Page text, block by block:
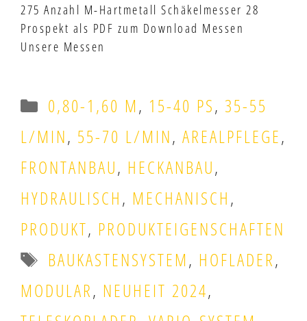
275 Anzahl M-Hartmetall Schäkelmesser 28
Prospekt als PDF zum Download Messen
Unsere Messen
Kategorien
0,80-1,60 M , 15-40 PS, 35-55
L/MIN, 55-70 L/MIN, AREALPFLEGE,
FRONTANBAU, HECKANBAU,
HYDRAULISCH , MECHANISCH ,
PRODUKT, PRODUKTEIGENSCHAFTEN
Schlagwörter
BAUKASTENSYSTEM , HOFLADER,
MODULAR, NEUHEIT 2024,